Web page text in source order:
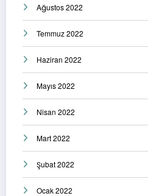
Ağustos 2022
Temmuz 2022
Haziran 2022
Mayıs 2022
Nisan 2022
Mart 2022
Şubat 2022
Ocak 2022